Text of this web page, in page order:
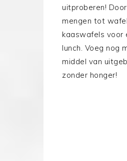
uitproberen!
mengen tot
kaaswafels voor
lunch. Voeg nog
middel van
zonder honger!